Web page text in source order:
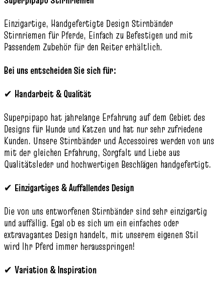
Einzigartige, Handgefertigte Design Stirnbänder
Stirnriemen für Pferde, Einfach zu Befestigen und mit
Passendem Zubehör für den Reiter erhältlich.
Bei uns entscheiden Sie sich für:
✔ Handarbeit & Qualität
Superpipapo hat jahrelange Erfahrung auf dem Gebiet des
Designs für Hunde und Katzen und hat nur sehr zufriedene
Kunden. Unsere Stirnbänder und Accessoires werden von uns
mit der gleichen Erfahrung, Sorgfalt und Liebe aus
Qualitätsleder und hochwertigen Beschlägen handgefertigt.
✔ Einzigartiges & Auffallendes Design
Die von uns entworfenen Stirnbänder sind sehr einzigartig
und auffällig. Egal ob es sich um ein einfaches oder
extravagantes Design handelt, mit unserem eigenen Stil
wird Ihr Pferd immer herausspringen!
✔ Variation & Inspiration